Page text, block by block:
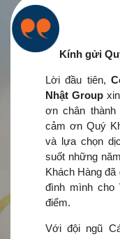
Kính gửi
Lời đầu tiên,
Nhật Group
ơn chân
cảm ơn Quý
và lựa chọn
suốt những
Khách Hàng đã
đình mình cho
điểm.
Với đội ngũ